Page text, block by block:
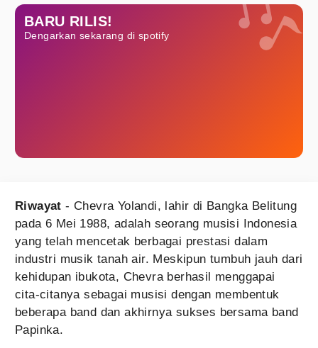
BARU RILIS!
Dengarkan sekarang di spotify
Riwayat - Chevra Yolandi, lahir di Bangka Belitung
pada 6 Mei 1988, adalah seorang musisi Indonesia
yang telah mencetak berbagai prestasi dalam
industri musik tanah air. Meskipun tumbuh jauh dari
kehidupan ibukota, Chevra berhasil menggapai
cita-citanya sebagai musisi dengan membentuk
beberapa band dan akhirnya sukses bersama band
Papinka.